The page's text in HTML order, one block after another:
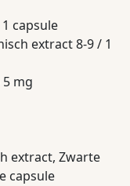
capsule
extract 8-9 / 1
mg
extract, Zwarte
capsule